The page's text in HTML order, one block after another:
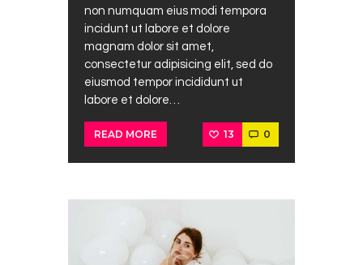
non numquam eius modi tempora
incidunt ut labore et dolore
magnam dolor sit amet,
consectetur adipisicing elit, sed do
eiusmod tempor incididunt ut
labore et dolore…
READ MORE 13 0